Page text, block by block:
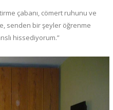
çabanı, cömert ruhunu ve
senden bir şeyler öğrenme
hissediyorum.”